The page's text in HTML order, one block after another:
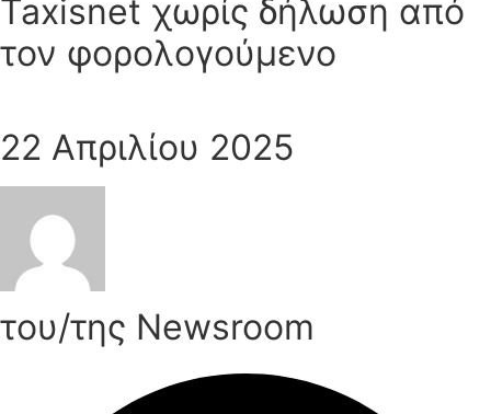
Taxisnet χωρίς δήλωση από
τον φορολογούμενο
22 Απριλίου 2025
του/της Newsroom